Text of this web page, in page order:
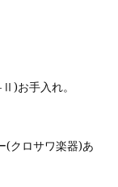
お手入れ。
(クロサワ楽器)あ